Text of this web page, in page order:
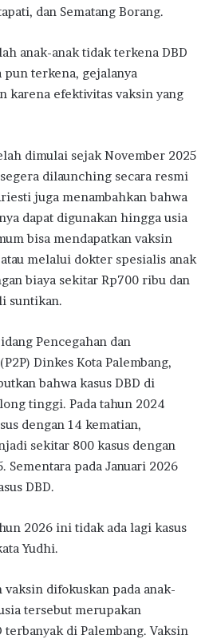
dan Sematang Borang.
anak-anak tidak terkena DBD
pun terkena, gejalanya
karena efektivitas vaksin yang
dimulai sejak November 2025
dilaunching secara resmi
juga menambahkan bahwa
dapat digunakan hingga usia
bisa mendapatkan vaksin
melalui dokter spesialis anak
biaya sekitar Rp700 ribu dan
suntikan.
Pencegahan dan
Dinkes Kota Palembang,
bahwa kasus DBD di
tinggi. Pada tahun 2024
dengan 14 kematian,
sekitar 800 kasus dengan
Sementara pada Januari 2026
DBD.
2026 ini tidak ada lagi kasus
Yudhi.
difokuskan pada anak-
tersebut merupakan
terbanyak di Palembang. Vaksin